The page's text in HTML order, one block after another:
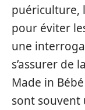
puériculture,
pour éviter
une
s’assurer de
Made in
sont souvent